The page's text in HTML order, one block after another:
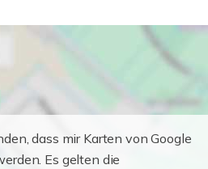
dass mir Karten von Google
Es gelten die